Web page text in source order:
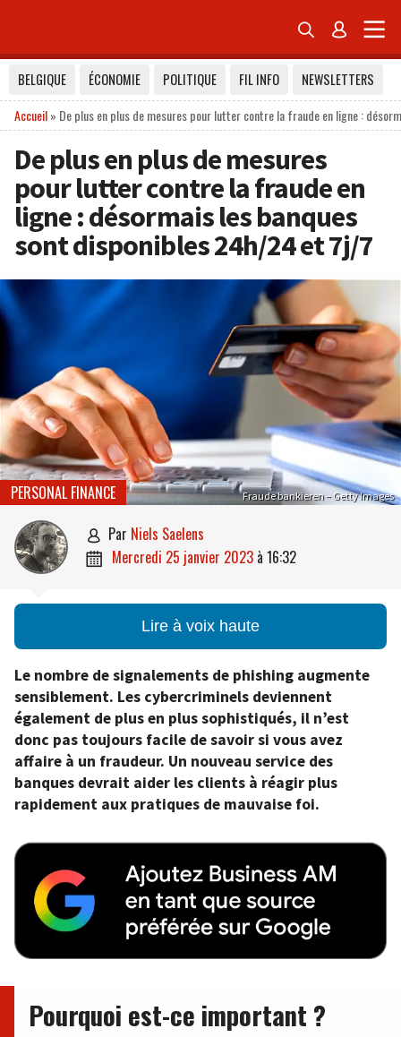
 
BELGIQUE ÉCONOMIE POLITIQUE FIL INFO
NEWSLETTERS
Accueil» De plus en plus de mesures pour lutter contre la fraude en ligne :
De plus en plus de mesures
pour lutter contre la fraude en
ligne : désormais les banques
sont disponibles 24h/24 et 7j/7
Fraude bankieren – Getty Images
PERSONAL FINANCE
 par Niels Saelens
 mercredi 25 janvier 2023 à 16:32
Lire à voix haute
Le nombre de signalements de phishing augmente
sensiblement. Les cybercriminels deviennent
également de plus en plus sophistiqués, il n’est
donc pas toujours facile de savoir si vous avez
affaire à un fraudeur. Un nouveau service des
banques devrait aider les clients à réagir plus
rapidement aux pratiques de mauvaise foi.
Pourquoi est-ce important ?